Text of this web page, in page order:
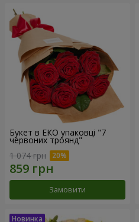
Букет в ЕКО упаковці "7
червоних троянд"
1 074 грн
Замовити